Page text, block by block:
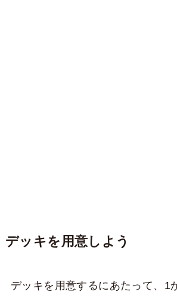
デッキを用意しよう
デッキを用意するにあたって、1